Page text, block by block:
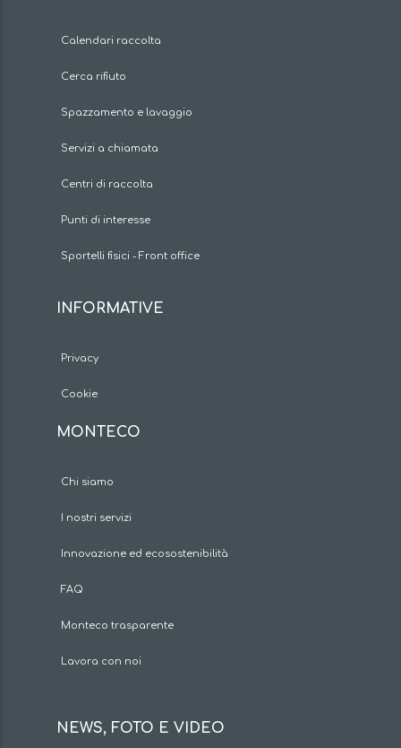
Calendari raccolta
Cerca rifiuto
Spazzamento e lavaggio
Servizi a chiamata
Centri di raccolta
Punti di interesse
Sportelli fisici - Front office
INFORMATIVE
Privacy
Cookie
MONTECO
Chi siamo
I nostri servizi
Innovazione ed ecosostenibilità
FAQ
Monteco trasparente
Lavora con noi
NEWS, FOTO E VIDEO